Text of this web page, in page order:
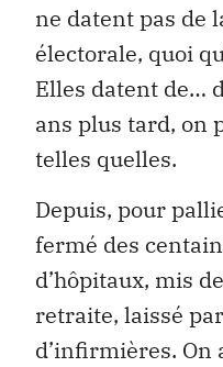
ne datent pas de
électorale, quoi
Elles datent de…
ans plus tard, on
telles quelles.
Depuis, pour
fermé des
d’hôpitaux, mis
retraite, laissé
d’infirmières. On